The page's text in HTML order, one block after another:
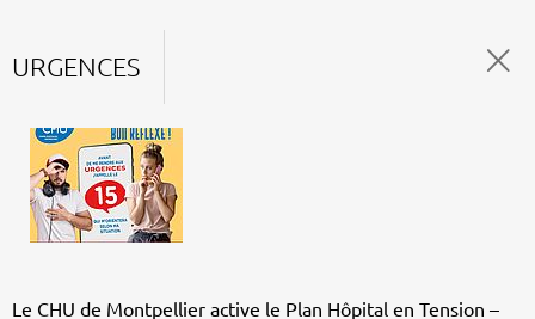
URGENCES
Le CHU de Montpellier active le Plan Hôpital en Tension –